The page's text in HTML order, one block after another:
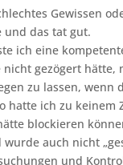
Gewissen
und das tat gut.
ich eine
nicht gezögert hätte,
zu lassen, wenn
hatte ich zu keinem
blockieren
auch nicht
und